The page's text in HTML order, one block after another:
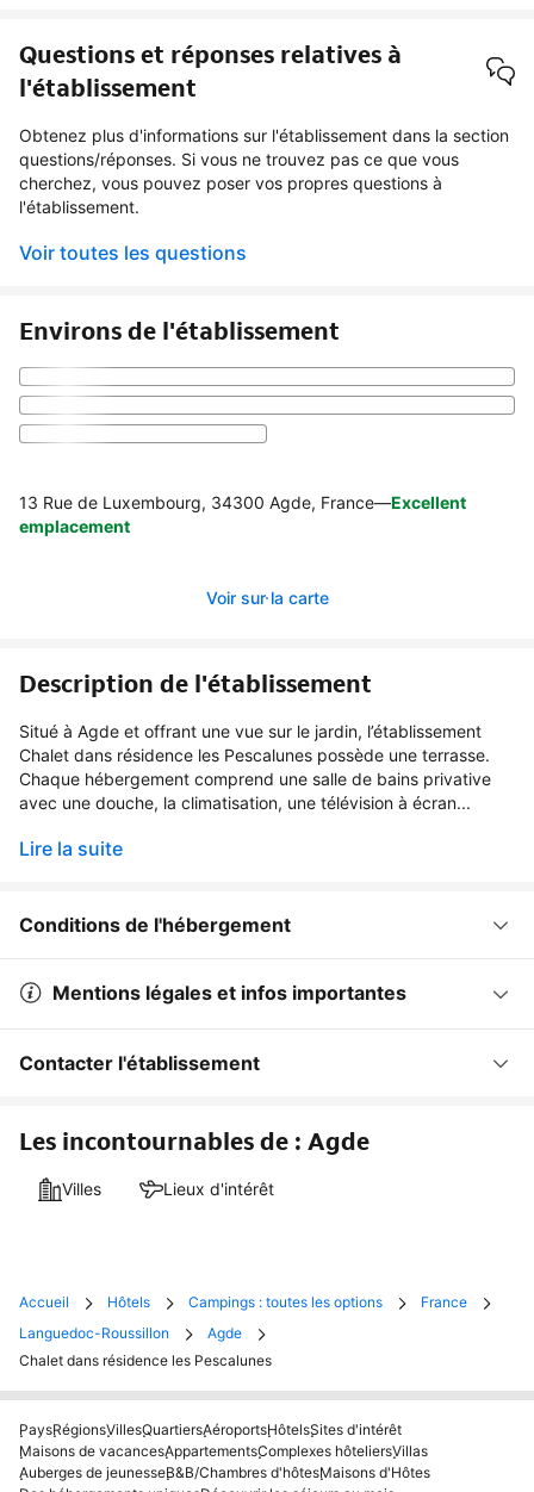
Questions et réponses relatives à
l'établissement
Obtenez plus d'informations sur l'établissement dans la section
questions/réponses. Si vous ne trouvez pas ce que vous
cherchez, vous pouvez poser vos propres questions à
l'établissement.
Voir toutes les questions
Environs de l'établissement
13 Rue de Luxembourg, 34300 Agde, France—Excellent
emplacement
Voir sur la carte
Description de l'établissement
Situé à Agde et offrant une vue sur le jardin, l’établissement
Chalet dans résidence les Pescalunes possède une terrasse.
Chaque hébergement comprend une salle de bains privative
avec une douche, la climatisation, une télévision à écran...
Lire la suite
Conditions de l'hébergement
Mentions légales et infos importantes
Contacter l'établissement
Les incontournables de : Agde
Villes Lieux d'intérêt
Accueil Hôtels Campings : toutes les options
France
Languedoc-Roussillon
Agde
Chalet dans résidence les Pescalunes
PaysRégionsVillesQuartiersAéroportsHôtelsSites d'intérêt
Maisons de vacancesAppartementsComplexes hôteliersVillas
Auberges de jeunesseB&B/Chambres d'hôtesMaisons d'Hôtes